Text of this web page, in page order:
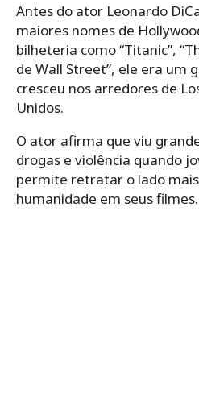
Antes do ator Leonardo
maiores nomes de
bilheteria como “Titanic”,
de Wall Street”, ele era um
cresceu nos arredores de
Unidos.
O ator afirma que viu
drogas e violência quando
permite retratar o lado
humanidade em seus filmes.